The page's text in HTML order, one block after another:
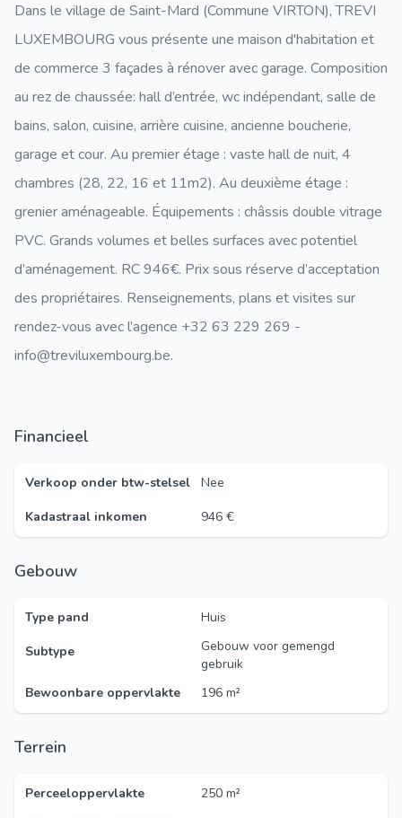
Dans le village de Saint-Mard (Commune VIRTON), TREVI
LUXEMBOURG vous présente une maison d'habitation et
de commerce 3 façades à rénover avec garage. Composition
au rez de chaussée: hall d’entrée, wc indépendant, salle de
bains, salon, cuisine, arrière cuisine, ancienne boucherie,
garage et cour. Au premier étage : vaste hall de nuit, 4
chambres (28, 22, 16 et 11m2). Au deuxième étage :
grenier aménageable. Équipements : châssis double vitrage
PVC. Grands volumes et belles surfaces avec potentiel
d’aménagement. RC 946€. Prix sous réserve d’acceptation
des propriétaires. Renseignements, plans et visites sur
rendez-vous avec l’agence +32 63 229 269 -
info@treviluxembourg.be.
Financieel
Verkoop onder btw-stelsel
Nee
Kadastraal inkomen
946 €
Gebouw
Type pand
Huis
Subtype
Gebouw voor gemengd
gebruik
Bewoonbare oppervlakte
196 m²
Terrein
Perceeloppervlakte
250 m²